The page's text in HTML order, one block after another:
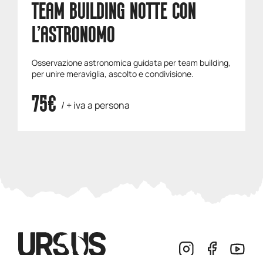
TEAM BUILDING NOTTE CON
L’ASTRONOMO
Osservazione astronomica guidata per team building,
per unire meraviglia, ascolto e condivisione.
75€ / + iva a persona